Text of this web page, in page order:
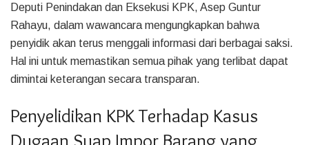
Deputi Penindakan dan Eksekusi KPK, Asep Guntur
Rahayu, dalam wawancara mengungkapkan bahwa
penyidik akan terus menggali informasi dari berbagai saksi.
Hal ini untuk memastikan semua pihak yang terlibat dapat
dimintai keterangan secara transparan.
Penyelidikan KPK Terhadap Kasus